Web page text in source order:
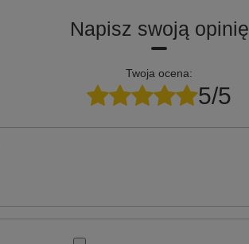
Napisz swoją opinię
Twoja ocena:
5/5